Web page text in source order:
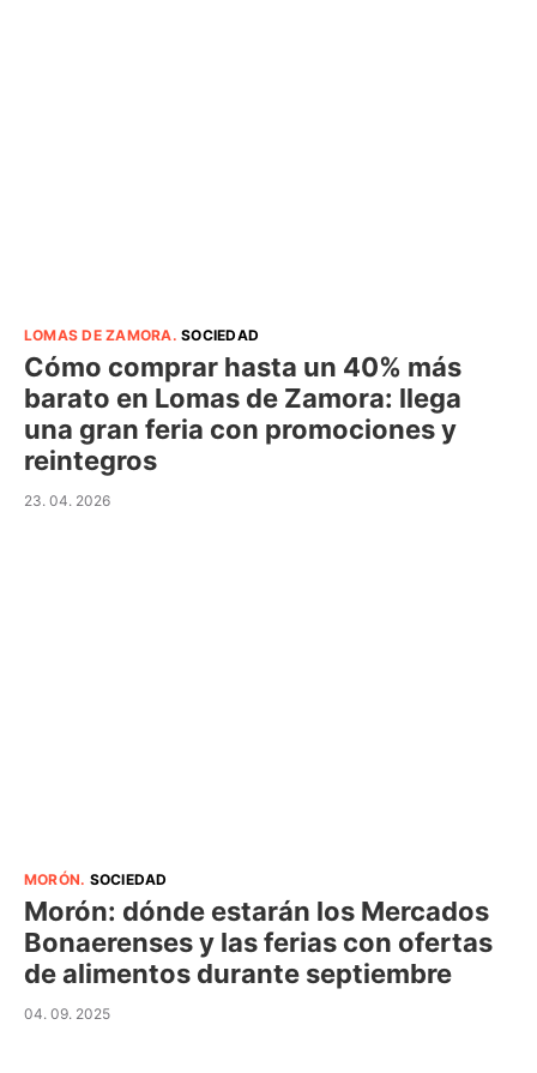
LOMAS DE ZAMORA.SOCIEDAD
Cómo comprar hasta un 40% más
barato en Lomas de Zamora: llega
una gran feria con promociones y
reintegros
23. 04. 2026
MORÓN. SOCIEDAD
Morón: dónde estarán los Mercados
Bonaerenses y las ferias con ofertas
de alimentos durante septiembre
04. 09. 2025